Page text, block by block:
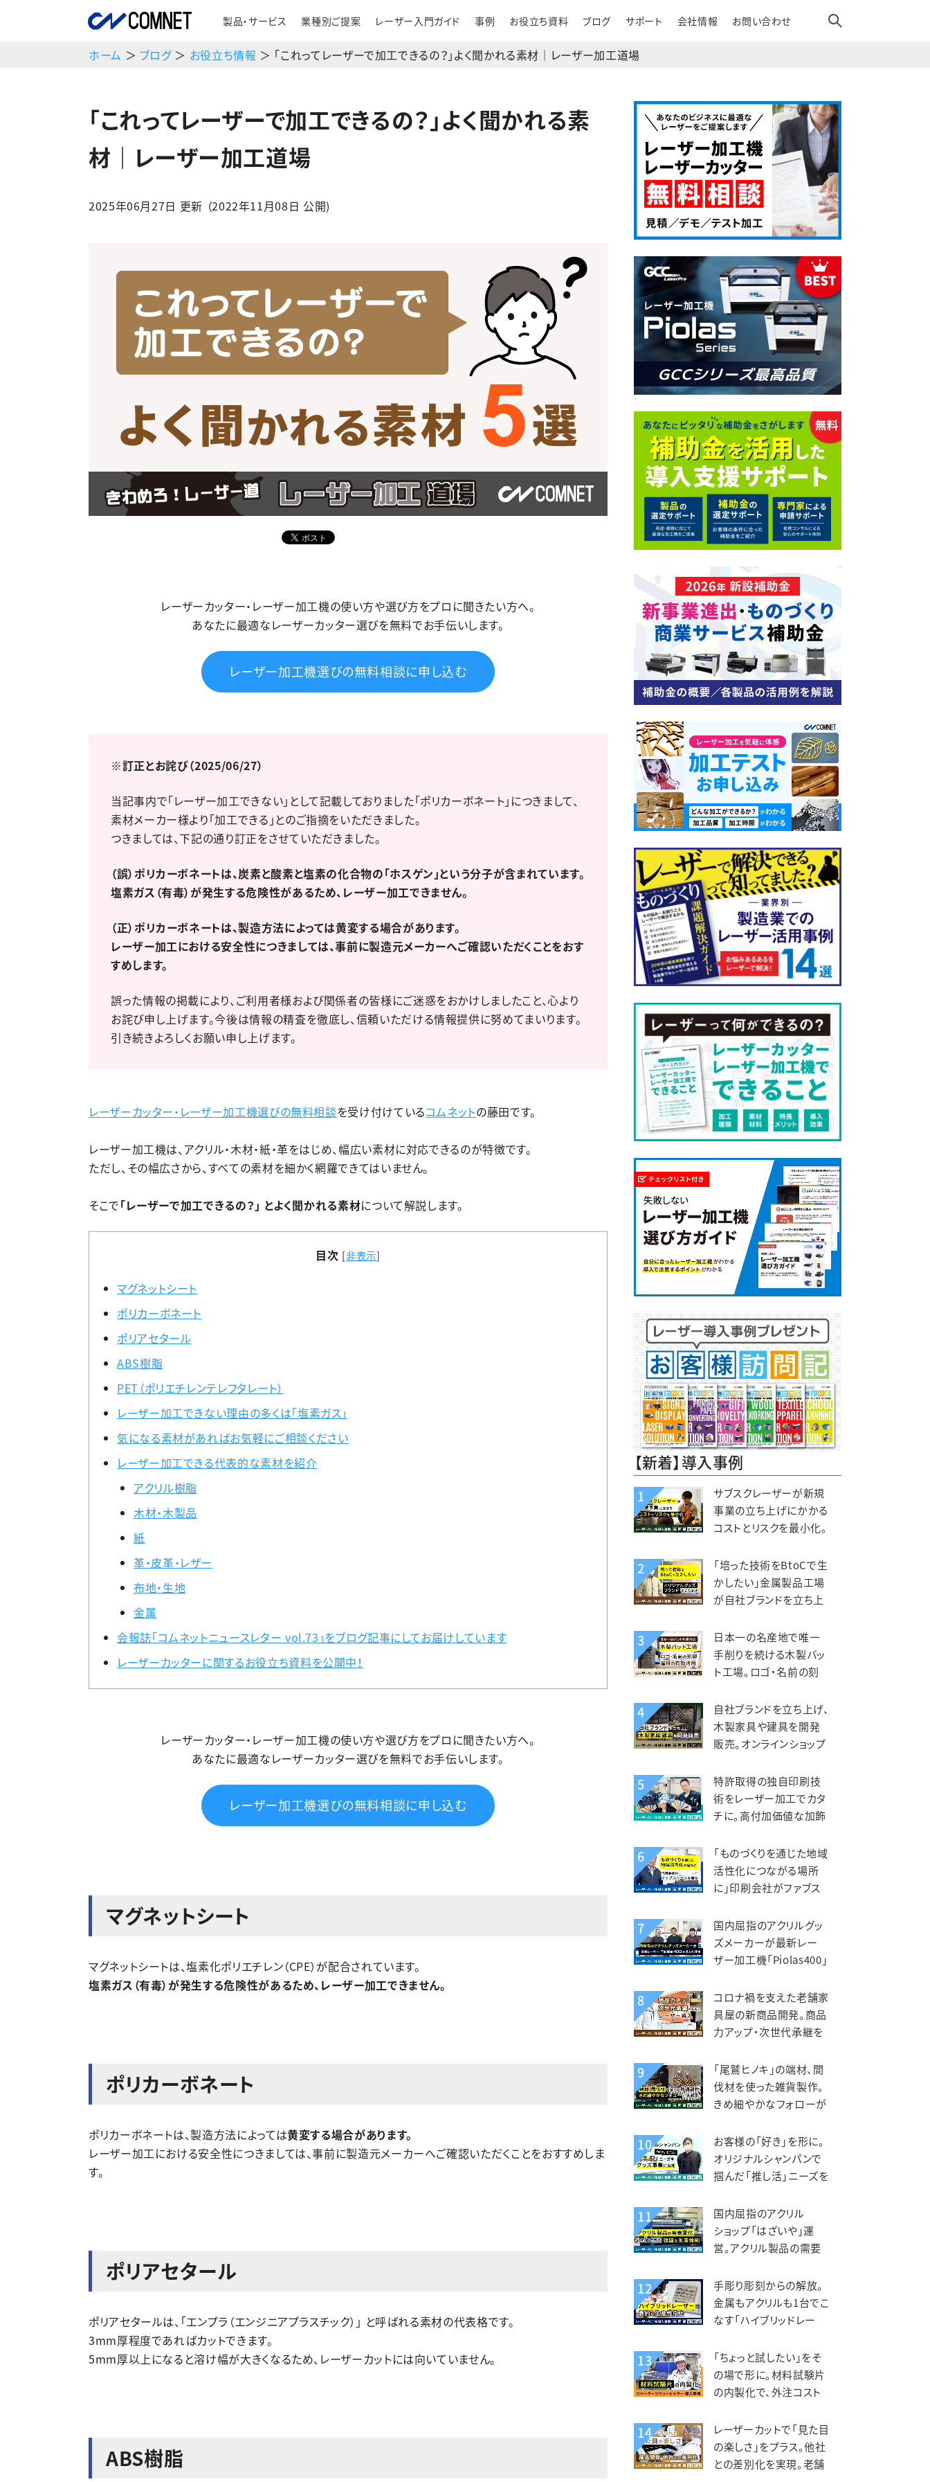
製品・サービス 業種別ご提案 レーザー入門ガイド 事例 お役立ち資料 ブログ サポート 会社情報 お問い合わせ
ホーム ＞ ブログ＞ お役立ち情報 ＞ 「これってレーザーで加工できるの？」よく聞かれる素材｜レーザー加工道場
「これってレーザーで加工できるの？」よく聞かれる素
材｜レーザー加工道場
2025年06月27日 更新 （2022年11月08日 公開)
レーザーカッター・レーザー加工機の使い方や選び方をプロに聞きたい方へ。
あなたに最適なレーザーカッター選びを無料でお手伝いします。
レーザー加工機選びの無料相談に申し込む
※訂正とお詫び（2025/06/27）
当記事内で「レーザー加工できない」として記載しておりました「ポリカーボネート」につきまして、
素材メーカー様より「加工できる」とのご指摘をいただきました。
つきましては、下記の通り訂正をさせていただきました。
（誤）ポリカーボネートは、炭素と酸素と塩素の化合物の「ホスゲン」という分子が含まれています。
塩素ガス（有毒）が発生する危険性があるため、レーザー加工できません。
（正）ポリカーボネートは、製造方法によっては黄変する場合があります。
レーザー加工における安全性につきましては、事前に製造元メーカーへご確認いただくことをおす
すめします。
誤った情報の掲載により、ご利用者様および関係者の皆様にご迷惑をおかけしましたこと、心より
お詫び申し上げます。今後は情報の精査を徹底し、信頼いただける情報提供に努めてまいります。
引き続きよろしくお願い申し上げます。
レーザーカッター・レーザー加工機選びの無料相談を受け付けているコムネットの藤田です。
レーザー加工機は、アクリル・木材・紙・革をはじめ、幅広い素材に対応できるのが特徴です。
ただし、その幅広さから、すべての素材を細かく網羅できてはいません。
そこで「レーザーで加工できるの？」 とよく聞かれる素材について解説します。
目次 [非表示]
マグネットシート
ポリカーボネート
ポリアセタール
ABS樹脂
PET（ポリエチレンテレフタレート）
レーザー加工できない理由の多くは「塩素ガス」
気になる素材があればお気軽にご相談ください
レーザー加工できる代表的な素材を紹介
アクリル樹脂
木材・木製品
紙
革・皮革・レザー
布地・生地
金属
会報誌「コムネットニュースレター vol.73」をブログ記事にしてお届けしています
レーザーカッターに関するお役立ち資料を公開中！
レーザーカッター・レーザー加工機の使い方や選び方をプロに聞きたい方へ。
あなたに最適なレーザーカッター選びを無料でお手伝いします。
レーザー加工機選びの無料相談に申し込む
マグネットシート
マグネットシートは、塩素化ポリエチレン（CPE）が配合されています。
塩素ガス（有毒）が発生する危険性があるため、レーザー加工できません。
ポリカーボネート
ポリカーボネートは、製造方法によっては黄変する場合があります。
レーザー加工における安全性につきましては、事前に製造元メーカーへご確認いただくことをおすすめしま
す。
ポリアセタール
ポリアセタールは、「エンプラ（エンジニアプラスチック）」 と呼ばれる素材の代表格です。
3mm厚程度であればカットできます。
5mm厚以上になると溶け幅が大きくなるため、レーザーカットには向いていません。
ABS樹脂
【新着】導入事例
1
サブスクレーザーが新規
事業の立ち上げにかかる
コストとリスクを最小化。
kiond（キオンド）様
2
「培った技術をBtoCで生
かしたい」金属製品工場
が自社ブランドを立ち上
造販売。錦中央工業様
3
日本一の名産地で唯一
手削りを続ける木製バッ
ト工場。ロゴ・名前の刻
を活用。エスオースポーツ
工業様
4
自社ブランドを立ち上げ、
木製家具や建具を開発
販売。オンラインショップ
大。KIZAIKU C+（阪口銘
木店）様
5
特許取得の独自印刷技
術をレーザー加工でカタ
チに。高付加価値な加飾
柱へ。智昌加工様
6
「ものづくりを通じた地域
活性化につながる場所
に」印刷会社がファブス
や印刷工業様
7
国内屈指のアクリルグッ
ズメーカーが最新レー
ザー加工機「Piolas400」
（北星社グループ）様
8
コロナ禍を支えた老舗家
具屋の新商品開発。商品
力アップ・次世代承継を
津木工様
9
「尾鷲ヒノキ」の端材、間
伐材を使った雑貨製作。
きめ細やかなフォローが
すや様
10
お客様の「好き」を形に。
オリジナルシャンパンで
掴んだ「推し活」ニーズを
インマーケット様
11
国内屈指のアクリル
ショップ「はざいや」運
営。アクリル製品の需要
生産体制。菅原工芸様
12
手彫り彫刻からの解放。
金属もアクリルも1台でこ
なす「ハイブリッドレー
上。トージ工芸様
13
「ちょっと試したい」をそ
の場で形に。材料試験片
の内製化で、外注コスト
両立。フジクリーン様
14
レーザーカットで「見た目
の楽しさ」をプラス。他社
との差別化を実現。老舗